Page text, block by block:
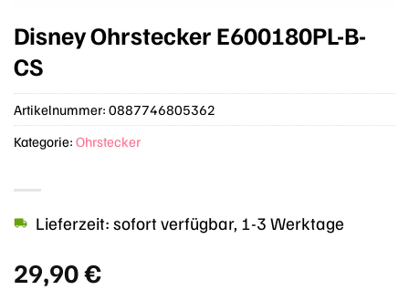
Disney Ohrstecker E600180PL-B-
CS
29,90€
Lieferzeit: sofort verfügbar, 1-3 Werktage
Artikelnummer: 0887746805362
Kategorie: Ohrstecker